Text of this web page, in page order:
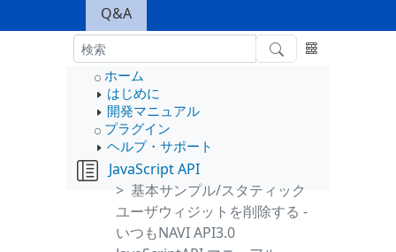
Q&A
ホーム
はじめに
開発マニュアル
プラグイン
ヘルプ・サポート
JavaScript API
基本サンプル/スタティック
ユーザウィジットを削除する -
いつもNAVI API3.0